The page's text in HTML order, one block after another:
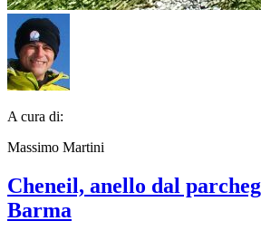
A cura di:
Massimo Martini
Cheneil, anello dal
Barma